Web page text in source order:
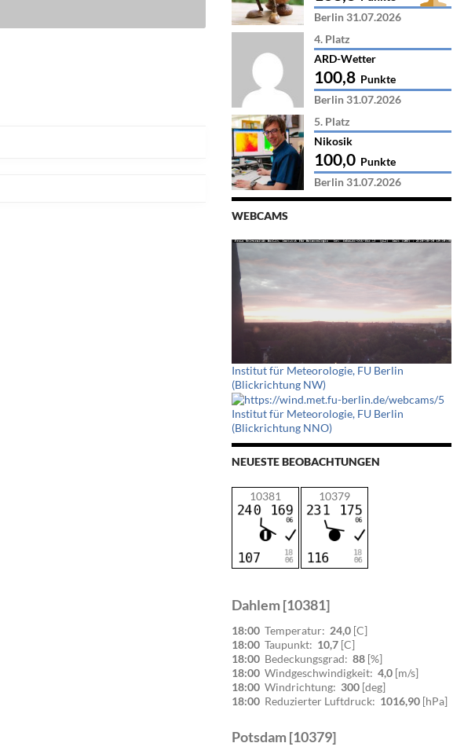
Berlin 31.07.2026
4. Platz
ARD-Wetter
100,8 Punkte
Berlin 31.07.2026
5. Platz
Nikosik
100,0 Punkte
Berlin 31.07.2026
WEBCAMS
Institut für Meteorologie, FU Berlin
(Blickrichtung NW)
Institut für Meteorologie, FU Berlin
(Blickrichtung NNO)
NEUESTE BEOBACHTUNGEN
10381 10379
Dahlem [10381]
18:00 Temperatur: 24,0 [C]
18:00 Taupunkt: 10,7 [C]
18:00 Bedeckungsgrad: 88 [%]
18:00 Windgeschwindigkeit: 4,0 [m/s]
18:00 Windrichtung: 300 [deg]
18:00 Reduzierter Luftdruck: 1016,90 [hPa]
Potsdam [10379]